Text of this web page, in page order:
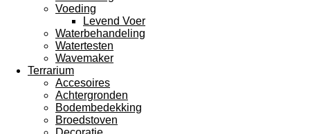
Voeding
Levend Voer
Waterbehandeling
Watertesten
Wavemaker
Terrarium
Accesoires
Achtergronden
Bodembedekking
Broedstoven